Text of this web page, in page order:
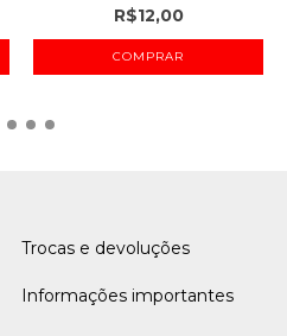
R$12,00
Trocas e devoluções
Informações importantes